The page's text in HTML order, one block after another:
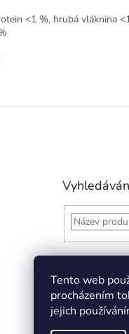
Tento web
procházením
jejich
<1 %, hrubá vláknina